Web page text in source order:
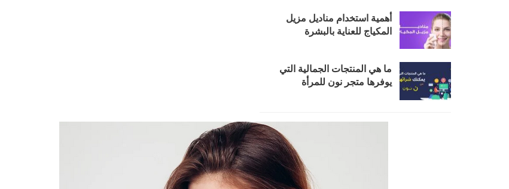
أهمية استخدام مناديل مزيل
المكياج للعناية بالبشرة
ما هي المنتجات الجمالية التي
يوفرها متجر نون للمرأة